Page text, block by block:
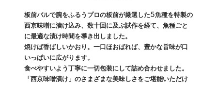
板前バルで腕をふるうプロの板前が厳選した5魚種を特製の
西京味噌に漬け込み、数十回に及ぶ試作を経て、魚種ごと
に最適な漬け時間を導き出しました。
焼けば香ばしいかおり。一口ほおばれば、豊かな旨味が口
いっぱいに広がります。
食べやすいよう丁寧に一切包装にして詰め合わせました。
「西京味噌漬け」のさまざまな美味しさをご堪能いただけ